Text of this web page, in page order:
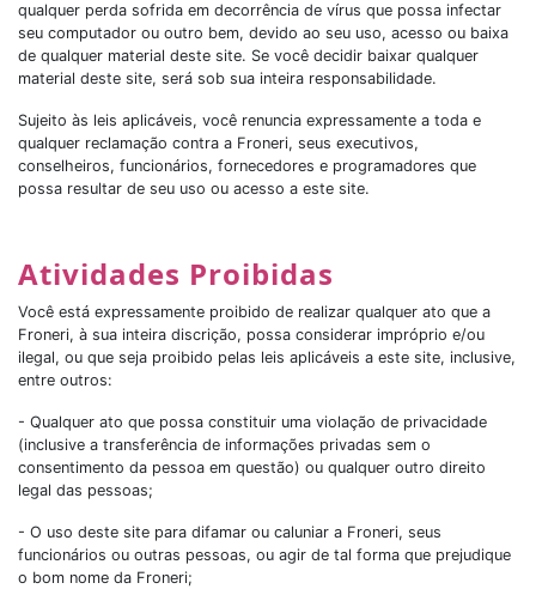
qualquer perda sofrida em decorrência de vírus que possa infectar
seu computador ou outro bem, devido ao seu uso, acesso ou baixa
de qualquer material deste site. Se você decidir baixar qualquer
material deste site, será sob sua inteira responsabilidade.
Sujeito às leis aplicáveis, você renuncia expressamente a toda e
qualquer reclamação contra a Froneri, seus executivos,
conselheiros, funcionários, fornecedores e programadores que
possa resultar de seu uso ou acesso a este site.
Atividades Proibidas
Você está expressamente proibido de realizar qualquer ato que a
Froneri, à sua inteira discrição, possa considerar impróprio e/ou
ilegal, ou que seja proibido pelas leis aplicáveis a este site, inclusive,
entre outros:
- Qualquer ato que possa constituir uma violação de privacidade
(inclusive a transferência de informações privadas sem o
consentimento da pessoa em questão) ou qualquer outro direito
legal das pessoas;
- O uso deste site para difamar ou caluniar a Froneri, seus
funcionários ou outras pessoas, ou agir de tal forma que prejudique
o bom nome da Froneri;